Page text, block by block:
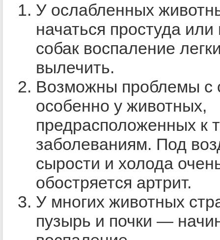
У ослабленных
начаться простуда
собак воспаление
вылечить.
Возможны проблемы с
особенно у животных,
предрасположенных к
заболеваниям. Под
сырости и холода
обостряется артрит.
У многих животных
пузырь и почки —